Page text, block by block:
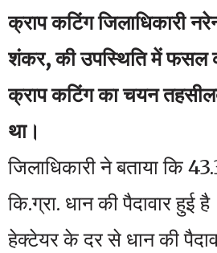
क्राप कटिंग जिलाधिकारी
शंकर, की उपस्थिति में फसल
क्राप कटिंग का चयन
था।
जिलाधिकारी ने बताया कि
कि.ग्रा. धान की पैदावार
हेक्टेयर के दर से धान की